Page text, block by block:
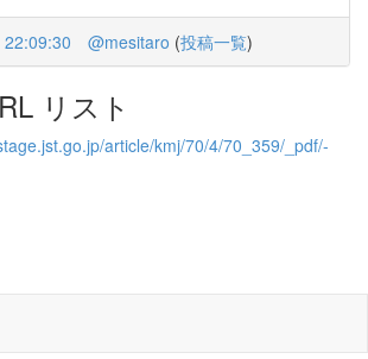
@mesitaro (投稿一覧)
リスト
article/kmj/70/4/70_359/_pdf/-